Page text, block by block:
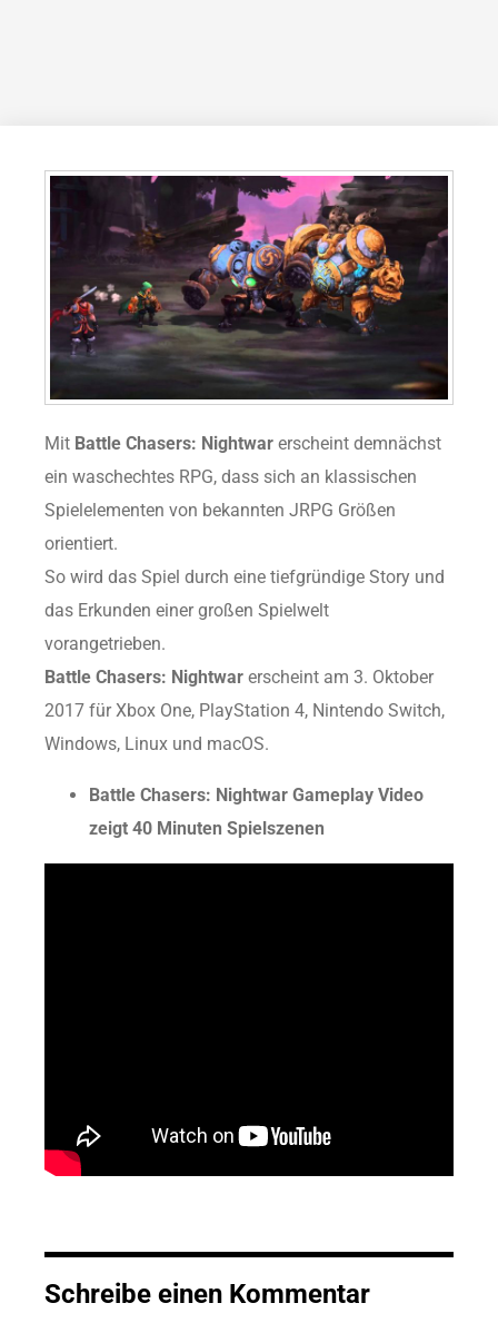
Mit Battle Chasers: Nightwar erscheint demnächst
ein waschechtes RPG, dass sich an klassischen
Spielelementen von bekannten JRPG Größen
orientiert.
So wird das Spiel durch eine tiefgründige Story und
das Erkunden einer großen Spielwelt
vorangetrieben.
Battle Chasers: Nightwar erscheint am 3. Oktober
2017 für Xbox One, PlayStation 4, Nintendo Switch,
Windows, Linux und macOS.
Battle Chasers: Nightwar Gameplay Video
zeigt 40 Minuten Spielszenen
Schreibe einen Kommentar